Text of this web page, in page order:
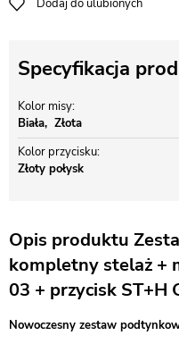
Dodaj do ulubionych
Specyfikacja
Kolor misy
Biała
Złota
Kolor przycisku
Złoty połysk
Opis produktu
kompletny stelaż +
03 + przycisk ST+H
Nowoczesny zestaw